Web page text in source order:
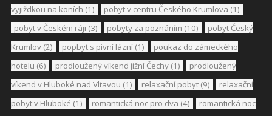
vyjiždkou na koních (1) pobyt v centru Českého Krumlova (1)
pobyt v Českém ráji (3) pobyty za poznáním (10)
pobyt Český
Krumlov (2) popbyt s pivní lázní (1)
poukaz do zámeckého
hotelu (6) prodloužený víkend jižní Čechy (1)
prodloužený
víkend v Hluboké nad Vltavou (1) relaxační pobyt (9)
relaxační
pobyt v Hluboké (1) romantická noc pro dva (4)
romantická noc